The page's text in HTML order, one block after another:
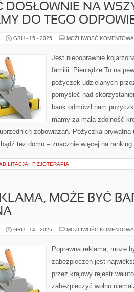
DOSŁOWNIE NA
DO TEGO
GRU - 15 - 2025 MOŻLIWOŚĆ
Jest niepoprawnie
familii. Pieniądze To na
pożyczek udzielanych
pomyśleć nad
bank odmówił nam
mamy za małą zdolność
zobowiązań. Pożyczka
też domu – znacznie więcej na
I FIZJOTERAPIA
MOŻE BYĆ
GRU - 14 - 2025 MOŻLIWOŚĆ
Poprawna reklama, może
zabezpieczeń jest
przez krajowy rejestr
zabezpieczyć wolno